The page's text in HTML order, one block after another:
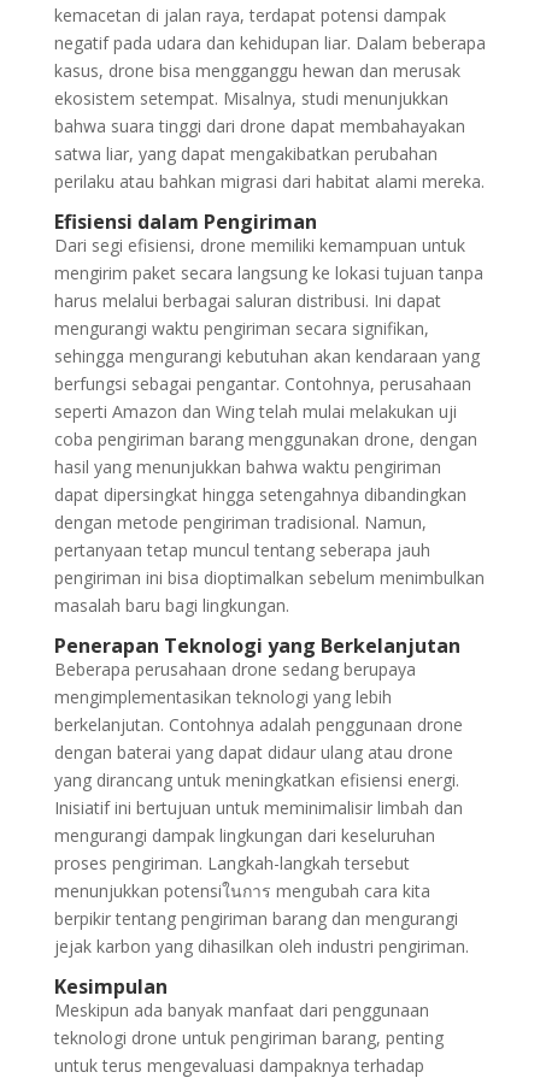
kemacetan di jalan raya, terdapat potensi dampak
negatif pada udara dan kehidupan liar. Dalam beberapa
kasus, drone bisa mengganggu hewan dan merusak
ekosistem setempat. Misalnya, studi menunjukkan
bahwa suara tinggi dari drone dapat membahayakan
satwa liar, yang dapat mengakibatkan perubahan
perilaku atau bahkan migrasi dari habitat alami mereka.
Efisiensi dalam Pengiriman
Dari segi efisiensi, drone memiliki kemampuan untuk
mengirim paket secara langsung ke lokasi tujuan tanpa
harus melalui berbagai saluran distribusi. Ini dapat
mengurangi waktu pengiriman secara signifikan,
sehingga mengurangi kebutuhan akan kendaraan yang
berfungsi sebagai pengantar. Contohnya, perusahaan
seperti Amazon dan Wing telah mulai melakukan uji
coba pengiriman barang menggunakan drone, dengan
hasil yang menunjukkan bahwa waktu pengiriman
dapat dipersingkat hingga setengahnya dibandingkan
dengan metode pengiriman tradisional. Namun,
pertanyaan tetap muncul tentang seberapa jauh
pengiriman ini bisa dioptimalkan sebelum menimbulkan
masalah baru bagi lingkungan.
Penerapan Teknologi yang Berkelanjutan
Beberapa perusahaan drone sedang berupaya
mengimplementasikan teknologi yang lebih
berkelanjutan. Contohnya adalah penggunaan drone
dengan baterai yang dapat didaur ulang atau drone
yang dirancang untuk meningkatkan efisiensi energi.
Inisiatif ini bertujuan untuk meminimalisir limbah dan
mengurangi dampak lingkungan dari keseluruhan
proses pengiriman. Langkah-langkah tersebut
menunjukkan potensiในการ mengubah cara kita
berpikir tentang pengiriman barang dan mengurangi
jejak karbon yang dihasilkan oleh industri pengiriman.
Kesimpulan
Meskipun ada banyak manfaat dari penggunaan
teknologi drone untuk pengiriman barang, penting
untuk terus mengevaluasi dampaknya terhadap